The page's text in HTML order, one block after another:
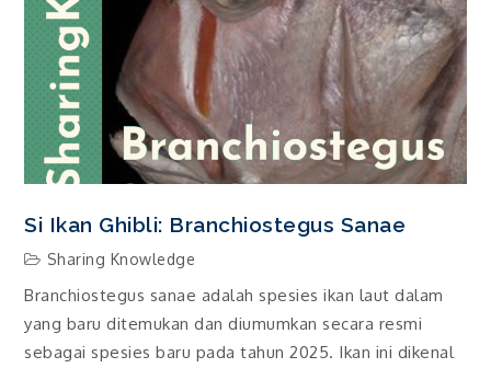
Si Ikan Ghibli: Branchiostegus Sanae
Sharing Knowledge
Branchiostegus sanae adalah spesies ikan laut dalam
yang baru ditemukan dan diumumkan secara resmi
sebagai spesies baru pada tahun 2025. Ikan ini dikenal